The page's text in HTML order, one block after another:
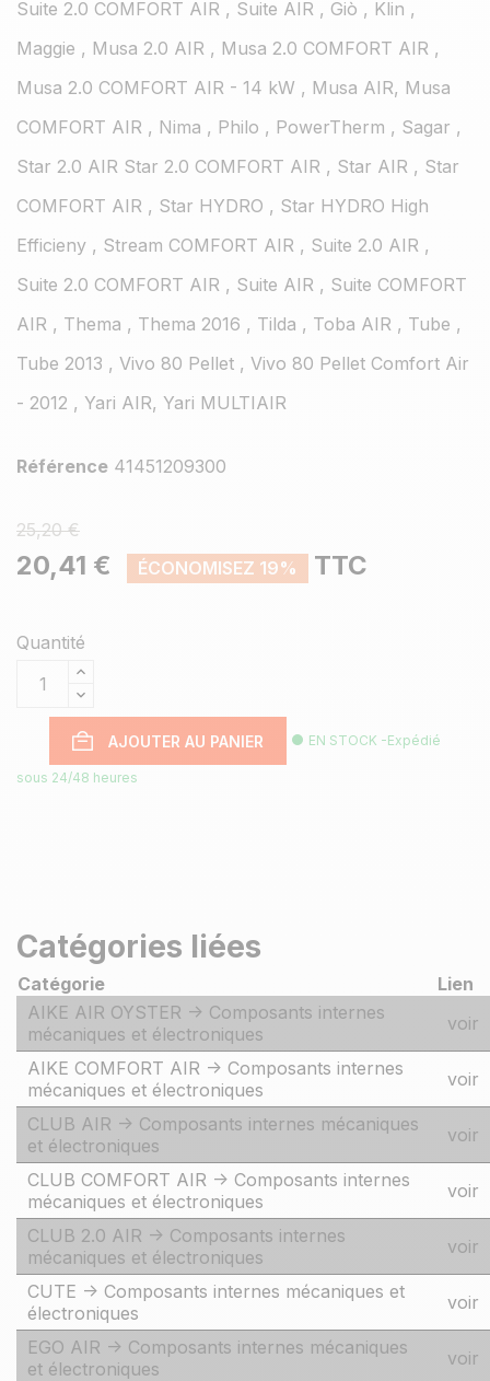
Suite 2.0 COMFORT AIR , Suite AIR , Giò , Klin ,
Maggie , Musa 2.0 AIR , Musa 2.0 COMFORT AIR ,
Musa 2.0 COMFORT AIR - 14 kW , Musa AIR, Musa
COMFORT AIR , Nima , Philo , PowerTherm , Sagar ,
Star 2.0 AIR Star 2.0 COMFORT AIR , Star AIR , Star
COMFORT AIR , Star HYDRO , Star HYDRO High
Efficieny , Stream COMFORT AIR , Suite 2.0 AIR ,
Suite 2.0 COMFORT AIR , Suite AIR , Suite COMFORT
AIR , Thema , Thema 2016 , Tilda , Toba AIR , Tube ,
Tube 2013 , Vivo 80 Pellet , Vivo 80 Pellet Comfort Air
- 2012 , Yari AIR, Yari MULTIAIR
Référence 41451209300
25,20 €
20,41 € ÉCONOMISEZ 19% TTC
Quantité
AJOUTER AU PANIER EN STOCK -Expédié
sous 24/48 heures
Catégories liées
Catégorie
Lien
AIKE AIR OYSTER -> Composants internes
mécaniques et électroniques
voir
AIKE COMFORT AIR -> Composants internes
mécaniques et électroniques
voir
CLUB AIR -> Composants internes mécaniques
et électroniques
voir
CLUB COMFORT AIR -> Composants internes
mécaniques et électroniques
voir
CLUB 2.0 AIR -> Composants internes
mécaniques et électroniques
voir
CUTE -> Composants internes mécaniques et
électroniques
voir
EGO AIR -> Composants internes mécaniques
et électroniques
voir